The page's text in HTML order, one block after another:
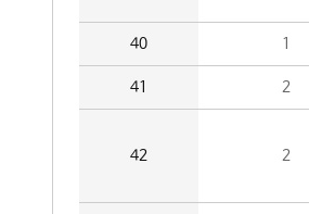
40 1
41 2
42 2